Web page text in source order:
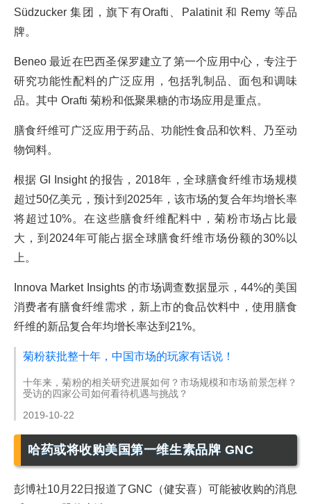
Südzucker 集团，旗下有Orafti、Palatinit 和 Remy 等品
牌。
Beneo 最近在巴西圣保罗建立了第一个应用中心，专注于
研究功能性配料的广泛应用，包括乳制品、面包和调味
品。其中 Orafti 菊粉和低聚果糖的市场应用是重点。
膳食纤维可广泛应用于药品、功能性食品和饮料、乃至动
物饲料。
根据 GI Insight 的报告，2018年，全球膳食纤维市场规模
超过50亿美元，预计到2025年，该市场的复合年均增长率
将超过10%。在这些膳食纤维配料中，菊粉市场占比最
大，到2024年可能占据全球膳食纤维市场份额的30%以
上。
Innova Market Insights 的市场调查数据显示，44%的美国
消费者有膳食纤维需求，新上市的食品饮料中，使用膳食
纤维的新品复合年均增长率达到21%。
菊粉获批整十年，中国市场的玩家有话说！
十年来，菊粉的相关研究进展如何？市场规模和市场前景怎样？
受访的四家公司如何看待机遇与挑战？
2019-10-22
哈药或将收购美国第一维生素品牌 GNC
彭博社10月22日报道了GNC（健安喜）可能被收购的消息